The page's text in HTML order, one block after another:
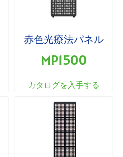
赤色光療法パネル
MP1500
カタログを入手する